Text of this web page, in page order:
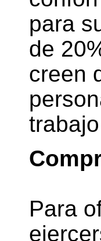
para
de
creen
Para